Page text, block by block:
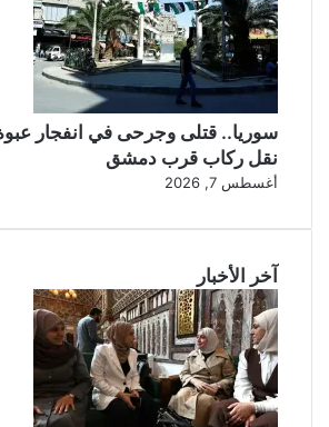
سوريا.. قتلى وجرحى في انفجار
نقل ركاب قرب دمشق
أغسطس 7, 2026
آخر الأخبار